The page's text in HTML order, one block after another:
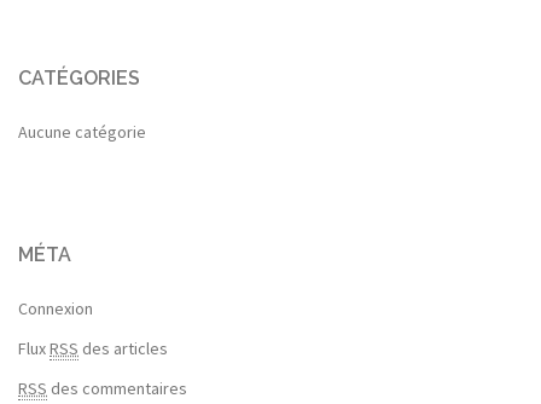
CATÉGORIES
Aucune catégorie
MÉTA
Connexion
FluxRSS des articles
RSS des commentaires